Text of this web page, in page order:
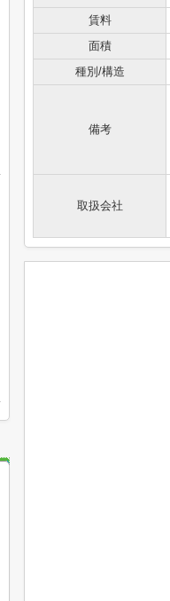
賃料
面積
種別/構造
備考
取扱会社